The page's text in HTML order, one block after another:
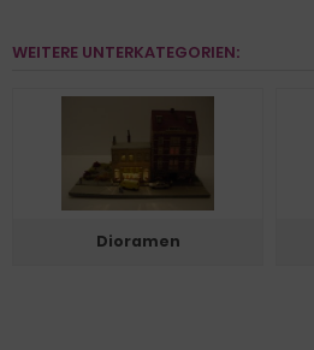
WEITERE UNTERKATEGORIEN:
Dioramen